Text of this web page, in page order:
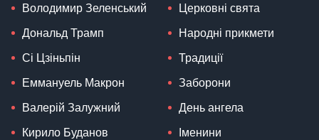
Володимир Зеленський
Дональд Трамп
Сі Цзіньпін
Еммануель Макрон
Валерій Залужний
Кирило Буданов
Церковні свята
Народні прикмети
Традиції
Заборони
День ангела
Іменини